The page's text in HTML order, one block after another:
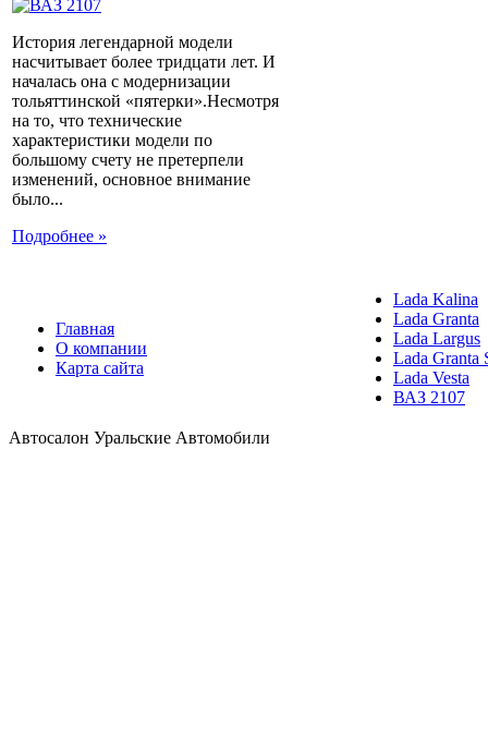
История легендарной модели
насчитывает более тридцати лет. И
началась она с модернизации
тольяттинской «пятерки».Несмотря
на то, что технические
характеристики модели по
большому счету не претерпели
изменений, основное внимание
было...
Подробнее »
Главная
О компании
Карта сайта
Lada Kalina
Lada Granta
Lada Largus
Lada Granta
Lada Vesta
ВАЗ 2107
Автосалон Уральские Автомобили